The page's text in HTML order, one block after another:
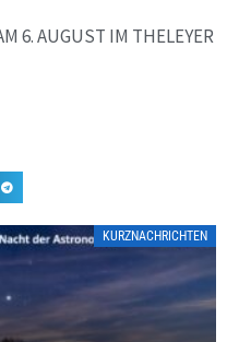
6. AUGUST IM THELEYER
KURZNACHRICHTEN